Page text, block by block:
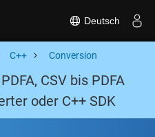
Deutsch
C++ Conversion
CSV bis PDFA
oder C++ SDK